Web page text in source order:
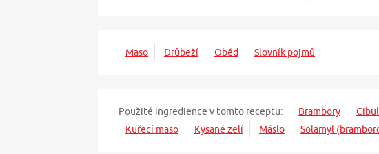
Maso Drůbeží Oběd Slovník pojmů
Použité ingredience v tomto receptu: Brambory
Kuřecí maso
Kysané zelí Máslo Solamyl